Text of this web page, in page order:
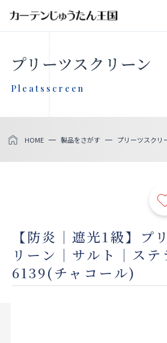
会社案内
お知らせ
製品をさがす
店舗をさがす
プリーツスクリーン
Pleatsscreen
HOME 製品をさがす プリーツスクリ
【防炎｜遮光1級】プ
リーン｜サルト｜ス
6139(チャコール)